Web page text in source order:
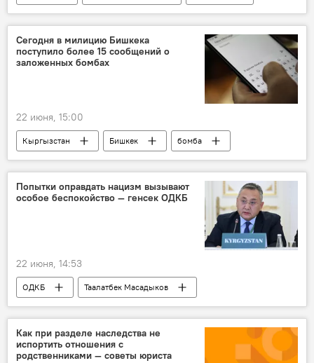
премьер-министр
правительство
Кир Стармер выборы
Сегодня в милицию Бишкека
поступило более 15 сообщений о
заложенных бомбах
22 июня, 15:00
Кыргызстан Бишкек
бомба
сообщение
ГУВД Бишкека
Попытки оправдать нацизм вызывают
особое беспокойство — генсек ОДКБ
22 июня, 14:53
ОДКБ
Таалатбек Масадыков
нацизм
подвиг
память
Великая Отечественная война
Как при разделе наследства не
испортить отношения с
родственниками — советы юриста